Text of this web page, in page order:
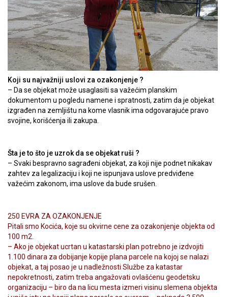
Koji su najvažniji uslovi za ozakonjenje ?
– Da se objekat može usaglasiti sa važećim planskim
dokumentom u pogledu namene i spratnosti, zatim da je objekat
izgrađen na zemljištu na kome vlasnik ima odgovarajuće pravo
svojine, korišćenja ili zakupa.
Šta je to što je uzrok da se objekat ruši ?
– Svaki bespravno sagrađeni objekat, za koji nije podnet nikakav
zahtev za legalizaciju i koji ne ispunjava uslove predviđene
važećim zakonom, ima uslove da bude srušen.
250 EVRA ZA OZAKONJENJE
Pitali smo Kocića, koje su okvirne cene za ozakonjenje objekta od
100 m2.
– Ako je objekat ucrtan u katastarski plan potrebno je izdvojiti
1.100 dinara za dobijanje kopije plana parcele na kojoj se nalazi
objekat, a taj posao je u nadležnosti Službe za katastar
nepokretnosti, zatim treba angažovati ovlašćenu geodetsku
organizaciju – biro da na licu mesta izmeri visinu slemena objekta